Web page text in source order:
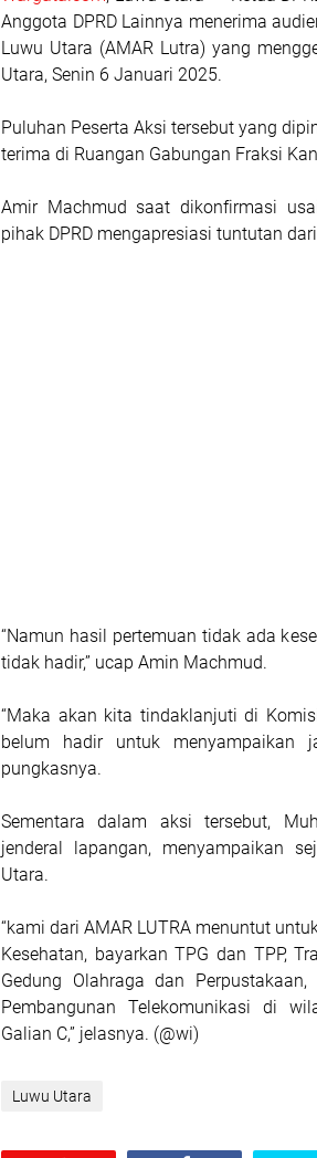
Anggota DPRD Lainnya menerima
Luwu Utara (AMAR Lutra) yang
Utara, Senin 6 Januari 2025.
Puluhan Peserta Aksi tersebut yang
terima di Ruangan Gabungan Fraksi
Amir Machmud saat dikonfirmasi
pihak DPRD mengapresiasi tuntutan
“Namun hasil pertemuan tidak ada
tidak hadir,” ucap Amin Machmud.
“Maka akan kita tindaklanjuti di
belum hadir untuk menyampaikan
pungkasnya.
Sementara dalam aksi tersebut,
jenderal lapangan, menyampaikan
Utara.
“kami dari AMAR LUTRA menuntut
Kesehatan, bayarkan TPG dan TPP,
Gedung Olahraga dan
Pembangunan Telekomunikasi di
Galian C,” jelasnya. (@wi)
Luwu Utara